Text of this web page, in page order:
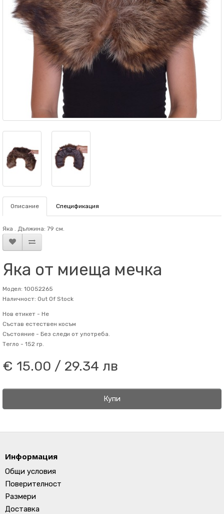
Описание Спецификация
Яка . Дължина: 79 см.
Яка от миеща мечка
Модел: 10052265
Наличност: Out Of Stock
Нов етикет - Не
Състав естествен косъм
Състояние - Без следи от употреба.
Тегло - 152 гр.
€ 15.00 / 29.34 лв
Купи
Информация
Общи условия
Поверителност
Размери
Доставка